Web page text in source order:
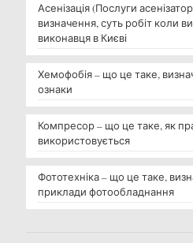
Асенізація (Послуги
визначення, суть робіт коли
виконавця в Києві
Хемофобія – що це таке,
ознаки
Компресор – що це таке, як
використовується
Фототехніка – що це таке,
приклади фотообладнання